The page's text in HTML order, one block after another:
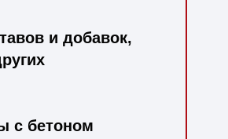
и добавок,
с бетоном